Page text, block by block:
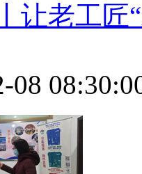
让老工匠
08